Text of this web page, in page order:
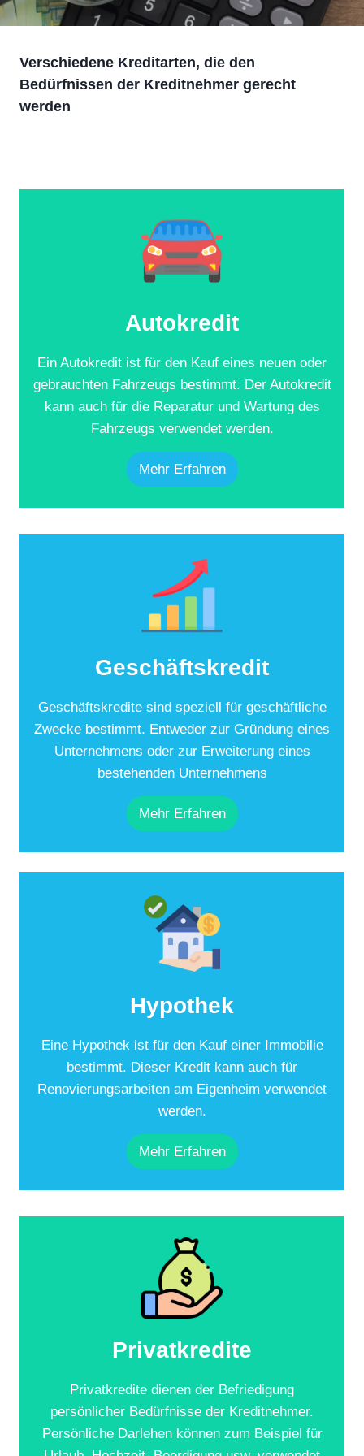
Verschiedene Kreditarten, die den
Bedürfnissen der Kreditnehmer gerecht
werden
Autokredit
Ein Autokredit ist für den Kauf eines neuen oder
gebrauchten Fahrzeugs bestimmt. Der Autokredit
kann auch für die Reparatur und Wartung des
Fahrzeugs verwendet werden.
Mehr Erfahren
Geschäftskredit
Geschäftskredite sind speziell für geschäftliche
Zwecke bestimmt. Entweder zur Gründung eines
Unternehmens oder zur Erweiterung eines
bestehenden Unternehmens
Mehr Erfahren
Hypothek
Eine Hypothek ist für den Kauf einer Immobilie
bestimmt. Dieser Kredit kann auch für
Renovierungsarbeiten am Eigenheim verwendet
werden.
Mehr Erfahren
Privatkredite
Privatkredite dienen der Befriedigung
persönlicher Bedürfnisse der Kreditnehmer.
Persönliche Darlehen können zum Beispiel für